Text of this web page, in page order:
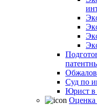
Суд по
Юрист в
Оценка